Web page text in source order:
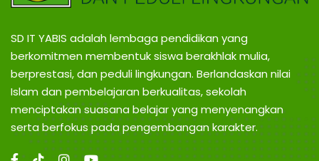
SD IT YABIS adalah lembaga pendidikan yang
berkomitmen membentuk siswa berakhlak mulia,
berprestasi, dan peduli lingkungan. Berlandaskan nilai
Islam dan pembelajaran berkualitas, sekolah
menciptakan suasana belajar yang menyenangkan
serta berfokus pada pengembangan karakter.